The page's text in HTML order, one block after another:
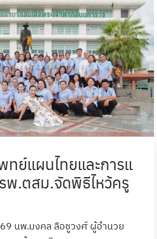
ย์แผนไทยและการแ
พ.ตสม.จัดพิธีไหว้ครู
นพ.มงคล ลือชูวงศ์ ผู้อำนวย